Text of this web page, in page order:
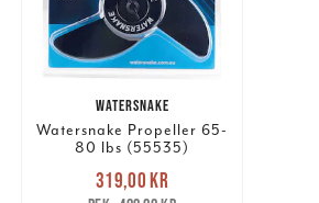
WATERSNAKE
Watersnake Propeller 65-
80 lbs (55535)
Nuvarande pris
319,00 krTidigare pris
319,00 kr